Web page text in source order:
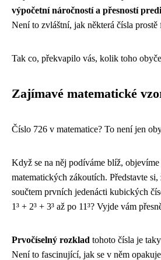
výpočetní náročností a přesností
Není to zvláštní, jak některá čísla
Tak co, překvapilo vás, kolik toho
Zajímavé matematické
Číslo 726 v matematice? To není jen
Když se na něj podíváme blíž,
matematických zákoutích. Představte
součtem prvních jedenácti kubických
1³ + 2³ + 3³ až po 11³? Vyjde vám
Prvočíselný rozklad tohoto čísla je
Není to fascinující, jak se v něm